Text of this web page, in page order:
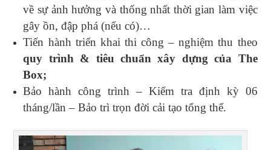
về sự ảnh hưởng và thống nhất thời gian làm việc
gây ồn, đập phá (nếu có)…
Tiến hành triển khai thi công – nghiệm thu theo
quy trình & tiêu chuẩn xây dựng của The
Box;
Bảo hành công trình – Kiểm tra định kỳ 06
tháng/lần – Bảo trì trọn đời cải tạo tổng thể.